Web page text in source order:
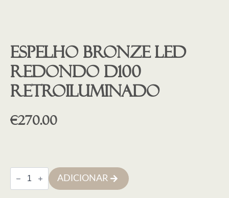
Espelho BRONZE led
redondo D100
retroiluminado
€270.00
Quantidade
de
Espelho
ADICIONAR